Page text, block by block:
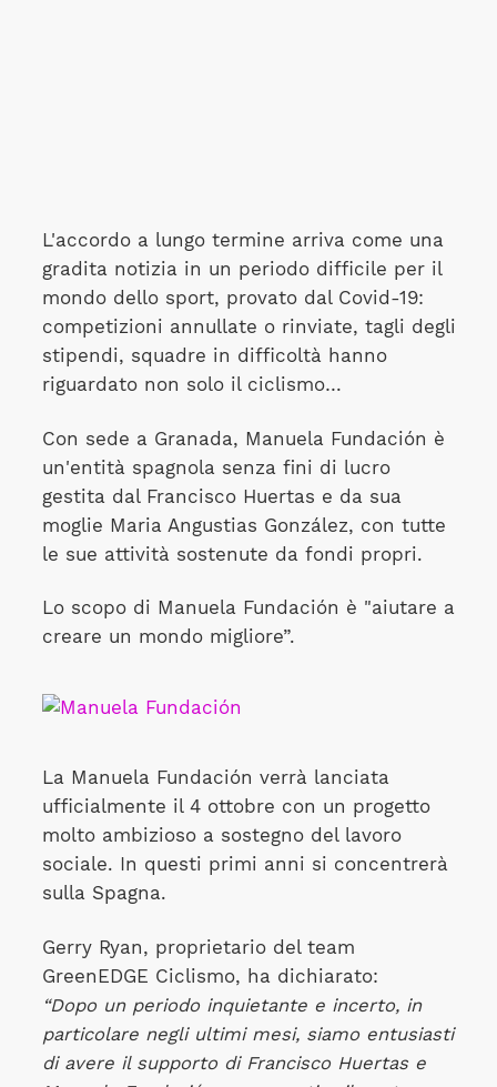
L'accordo a lungo termine arriva come una
gradita notizia in un periodo difficile per il
mondo dello sport, provato dal Covid-19:
competizioni annullate o rinviate, tagli degli
stipendi, squadre in difficoltà hanno
riguardato non solo il ciclismo…
Con sede a Granada, Manuela Fundación è
un'entità spagnola senza fini di lucro
gestita dal Francisco Huertas e da sua
moglie Maria Angustias González, con tutte
le sue attività sostenute da fondi propri.
Lo scopo di Manuela Fundación è "aiutare a
creare un mondo migliore”.
La Manuela Fundación verrà lanciata
ufficialmente il 4 ottobre con un progetto
molto ambizioso a sostegno del lavoro
sociale. In questi primi anni si concentrerà
sulla Spagna.
Gerry Ryan, proprietario del team
GreenEDGE Ciclismo, ha dichiarato:
“Dopo un periodo inquietante e incerto, in
particolare negli ultimi mesi, siamo entusiasti
di avere il supporto di Francisco Huertas e